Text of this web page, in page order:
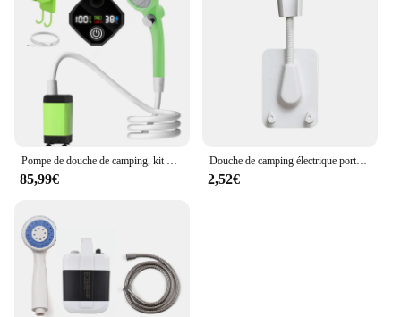
Pompe de douche de camping, kit de douche d'extérieur, avec plein écran, affichage numérique intelligent, réglable, 6000mAh
85,99€
Douche de camping électrique portable, pompe de douche de camping, étanche IPX7, affichage numérique, extérieur, plage, randonnée
2,52€